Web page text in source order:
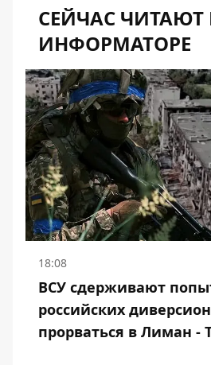
СЕЙЧАС ЧИТАЮТ
ИНФОРМАТОРЕ
18:08
ВСУ сдерживают
российских
прорваться в Лиман -